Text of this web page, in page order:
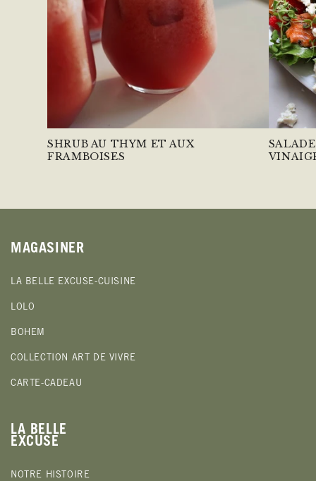
SHRUB AU THYM ET AUX
FRAMBOISES
MAGASINER
LA BELLE EXCUSE-CUISINE
LOLO
BOHEM
COLLECTION ART DE VIVRE
CARTE-CADEAU
LA BELLE
EXCUSE
NOTRE HISTOIRE